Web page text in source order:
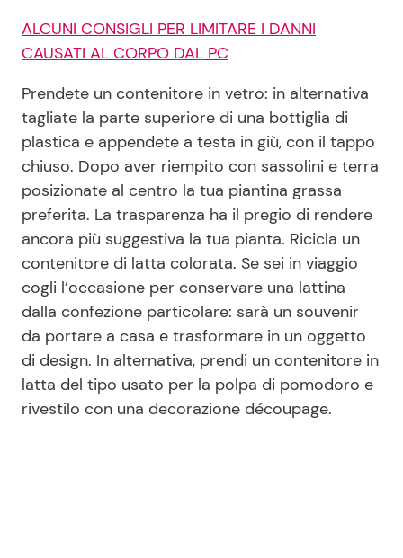
ALCUNI CONSIGLI PER LIMITARE I DANNI
CAUSATI AL CORPO DAL PC
Prendete un contenitore in vetro: in alternativa
tagliate la parte superiore di una bottiglia di
plastica e appendete a testa in giù, con il tappo
chiuso. Dopo aver riempito con sassolini e terra
posizionate al centro la tua piantina grassa
preferita. La trasparenza ha il pregio di rendere
ancora più suggestiva la tua pianta. Ricicla un
contenitore di latta colorata. Se sei in viaggio
cogli l’occasione per conservare una lattina
dalla confezione particolare: sarà un souvenir
da portare a casa e trasformare in un oggetto
di design. In alternativa, prendi un contenitore in
latta del tipo usato per la polpa di pomodoro e
rivestilo con una decorazione découpage.